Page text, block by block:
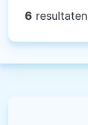
6 resultaten